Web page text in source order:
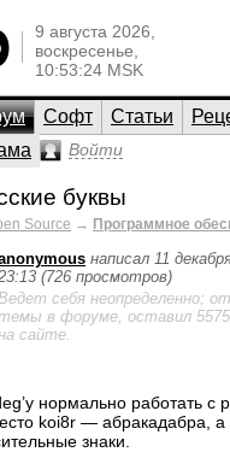
9 августа 2026,
воскресенье,
10:53:24 MSK
Софт Статьи
Войти
буквы
Source → Программное
написал 11
(726 просмотров)
себя неопределенно;
в форуме, оставил
сайте.
нормально работать с
koi8r — абракадабра, а
знаки.